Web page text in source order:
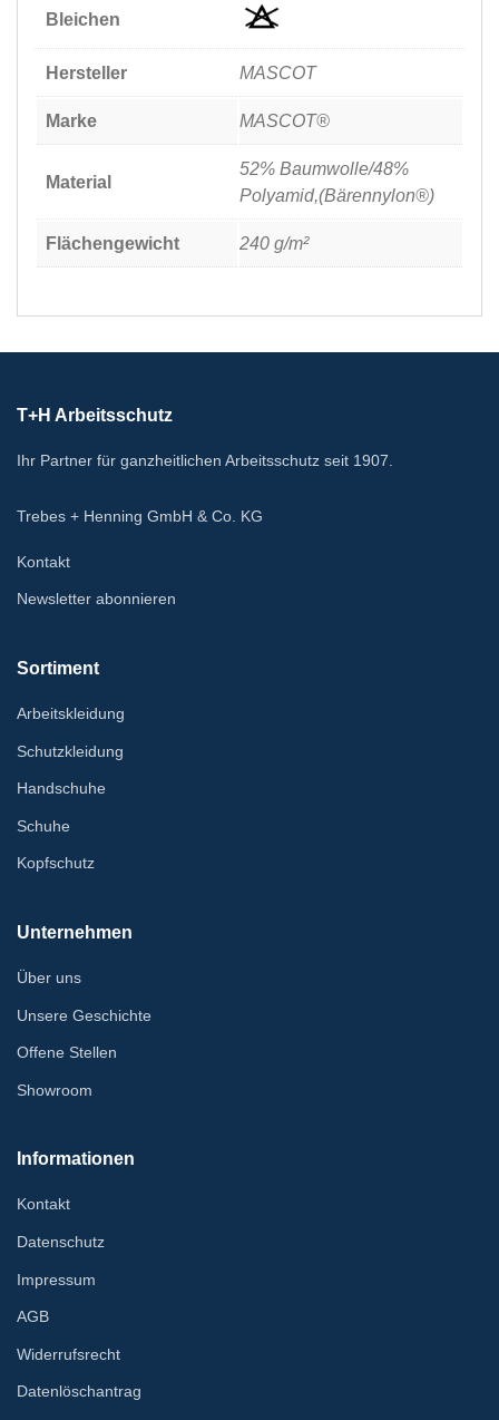
Bleichen
Hersteller MASCOT
Marke MASCOT®
Material
52% Baumwolle/48%
Polyamid,(Bärennylon®)
Flächengewicht 240 g/m²
T+H Arbeitsschutz
Ihr Partner für ganzheitlichen Arbeitsschutz seit 1907.
Trebes + Henning GmbH & Co. KG
Kontakt
Newsletter abonnieren
Sortiment
Arbeitskleidung
Schutzkleidung
Handschuhe
Schuhe
Kopfschutz
Unternehmen
Über uns
Unsere Geschichte
Offene Stellen
Showroom
Informationen
Kontakt
Datenschutz
Impressum
AGB
Widerrufsrecht
Datenlöschantrag